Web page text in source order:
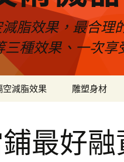
脂效果，最合理
種效果、一次享
空減脂效果 雕塑身材
最好融